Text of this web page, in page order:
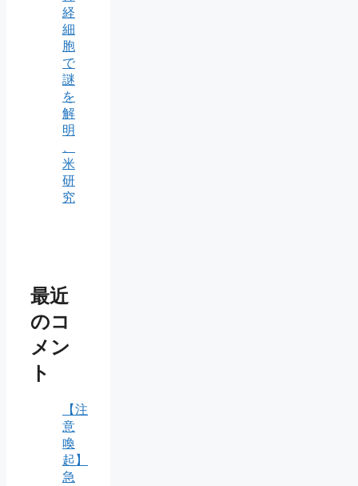
経
細
胞
で
謎
を
解
明
米
研
究
最近
のコ
メン
ト
【注
意
喚
起】
急